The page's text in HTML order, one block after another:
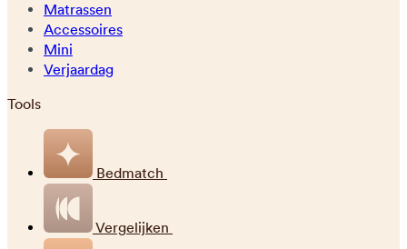
Matrassen
Accessoires
Mini
Verjaardag
Tools
Bedmatch
Vergelijken